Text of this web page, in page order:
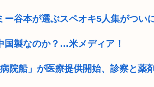
谷本が選ぶスペオキ5人集がつい
国製なのか？…米メディア！
院船」が医療提供開始、診察と薬